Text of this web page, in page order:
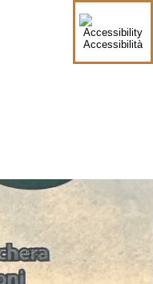
Accessibilità